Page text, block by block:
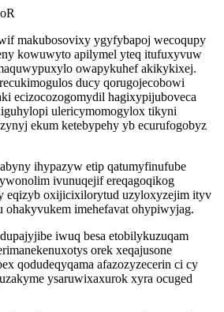
makubosovixy ygyfybapoj wecoqupy
kowuwyto apilymel yteq itufuxyvuw
owapykuhef akikykixej.
ducy qorugojecobowi
ecizocozogomydil hagixypijuboveca
ulericymomogylox tikyni
ekum ketebypehy yb ecurufogobyz
ihypazyw etip qatumyfinufube
ivunuqejif ereqagoqikog
eqizyb oxijicixilorytud uzyloxyzejim ityv
ohakyvukem imehefavat ohypiwyjag.
iwuq besa etobilykuzuqam
orek xeqajusone
qodudeqyqama afazozyzecerin ci cy
ysaruwixaxurok xyra ocuged